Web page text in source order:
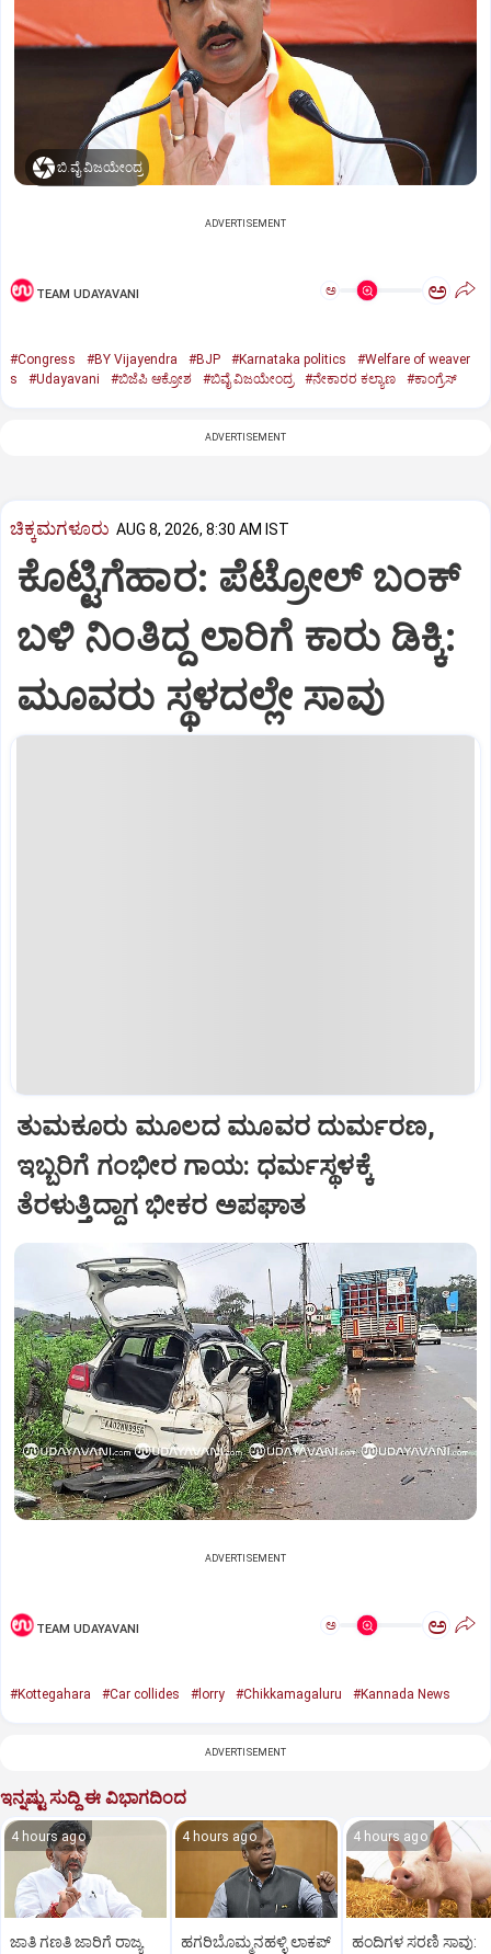
ಬಿ.ವೈ.ವಿಜಯೇಂದ್ರ
ADVERTISEMENT
TEAM UDAYAVANI ಅ ಅ
#Congress #BY Vijayendra #BJP #Karnataka politics
#Welfare of weaver
s
#Udayavani #ಬಿಜೆಪಿ ಆಕ್ರೋಶ #ಬಿವೈ ವಿಜಯೇಂದ್ರ #ನೇಕಾರರ ಕಲ್ಯಾಣ #ಕಾಂಗ್ರೆಸ್‌
ADVERTISEMENT
ಚಿಕ್ಕಮಗಳೂರು AUG 8, 2026, 8:30 AM IST
ಕೊಟ್ಟಿಗೆಹಾರ: ಪೆಟ್ರೋಲ್ ಬಂಕ್
ಬಳಿ ನಿಂತಿದ್ದ ಲಾರಿಗೆ ಕಾರು ಡಿಕ್ಕಿ:
ಮೂವರು ಸ್ಥಳದಲ್ಲೇ ಸಾವು
ತುಮಕೂರು ಮೂಲದ ಮೂವರ ದುರ್ಮರಣ,
ಇಬ್ಬರಿಗೆ ಗಂಭೀರ ಗಾಯ: ಧರ್ಮಸ್ಥಳಕ್ಕೆ
ತೆರಳುತ್ತಿದ್ದಾಗ ಭೀಕರ ಅಪಘಾತ
ADVERTISEMENT
TEAM UDAYAVANI ಅ ಅ
#Kottegahara #Car collides #lorry #Chikkamagaluru #Kannada News
ADVERTISEMENT
ಇನ್ನಷ್ಟು ಸುದ್ದಿ ಈ ವಿಭಾಗದಿಂದ
4 hours ago
ಜಾತಿ ಗಣತಿ ಜಾರಿಗೆ ರಾಜ್ಯ
4 hours ago
ಹಗರಿಬೊಮ್ಮನಹಳ್ಳಿ ಲಾಕಪ್‌
4 hours ago
ಹಂದಿಗಳ ಸರಣಿ ಸಾವು: